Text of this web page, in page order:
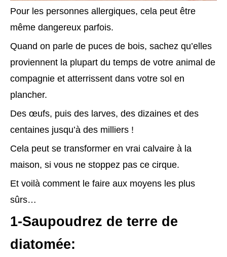
Pour les personnes allergiques, cela peut être
même dangereux parfois.
Quand on parle de puces de bois, sachez qu’elles
proviennent la plupart du temps de votre animal de
compagnie et atterrissent dans votre sol en
plancher.
Des œufs, puis des larves, des dizaines et des
centaines jusqu’à des milliers !
Cela peut se transformer en vrai calvaire à la
maison, si vous ne stoppez pas ce cirque.
Et voilà comment le faire aux moyens les plus
sûrs…
1-Saupoudrez de terre de
diatomée: